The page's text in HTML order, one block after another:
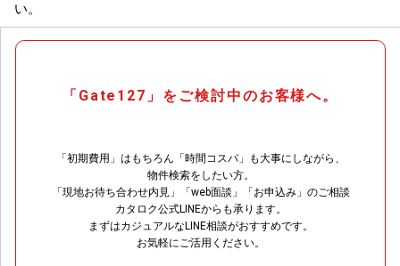
い。
「Gate127」をご検討中のお客様へ。
「初期費用」はもちろん「時間コスパ」も大事にしながら、
物件検索をしたい方。
「現地お待ち合わせ内見」「web面談」「お申込み」のご相談
カタロク公式LINEからも承ります。
まずはカジュアルなLINE相談がおすすめです。
お気軽にご活用ください。